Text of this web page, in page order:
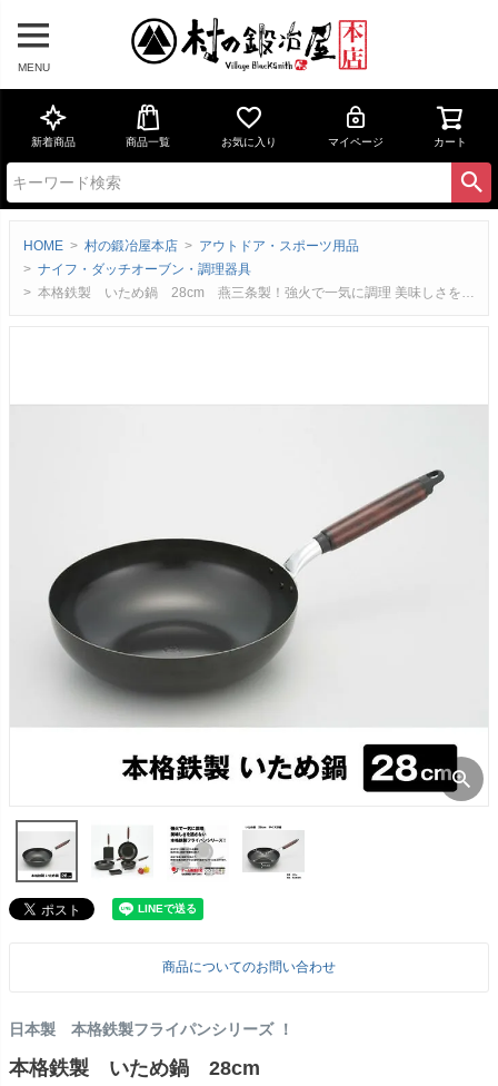
MENU
新着商品 商品一覧 お気に入り マイページ カート
HOME 村の鍛冶屋本店
アウトドア・スポーツ用品
ナイフ・ダッチオーブン・調理器具
本格鉄製 いため鍋 28cm 燕三条製！強火で一気に調理 美味しさを逃さない 使い始めのカラ焼き不要 【頑張って送料無料！】
商品についてのお問い合わせ
日本製 本格鉄製フライパンシリーズ ！
本格鉄製 いため鍋 28cm